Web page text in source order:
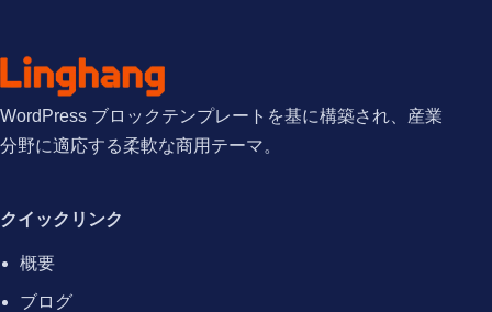
WordPress ブロックテンプレートを基に構築され、産業
分野に適応する柔軟な商用テーマ。
クイックリンク
概要
ブログ